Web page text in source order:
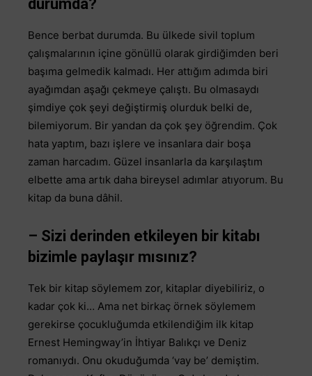
durumda?
Bence berbat durumda. Bu ülkede sivil toplum
çalışmalarının içine gönüllü olarak girdiğimden beri
başıma gelmedik kalmadı. Her attığım adımda biri
ayağımdan aşağı çekmeye çalıştı. Bu olmasaydı
şimdiye çok şeyi değiştirmiş olurduk belki de,
bilemiyorum. Bir yandan da çok şey öğrendim. Çok
hata yaptım, bazı işlere ve insanlara dair boşa
zaman harcadım. Güzel insanlarla da karşılaştım
elbette ama artık daha bireysel adımlar atıyorum. Bu
kitap da buna dâhil.
– Sizi derinden etkileyen bir kitabı
bizimle paylaşır mısınız?
Tek bir kitap söylemem zor, kitaplar diyebiliriz, o
kadar çok ki… Ama net birkaç örnek söylemem
gerekirse çocukluğumda etkilendiğim ilk kitap
Ernest Hemingway’in İhtiyar Balıkçı ve Deniz
romanıydı. Onu okuduğumda ‘vay be’ demiştim.